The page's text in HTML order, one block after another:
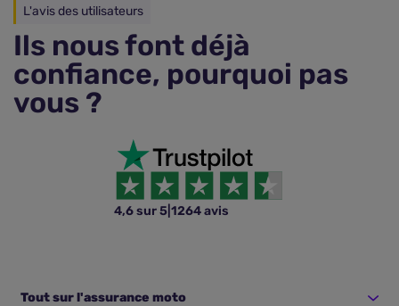
L'avis des utilisateurs
Ils nous font déjà
confiance, pourquoi pas
vous ?
4,6 sur 5 1264 avis
Tout sur l'assurance moto